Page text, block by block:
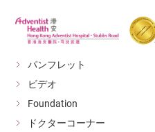
パンフレット
ビデオ
Foundation
ドクターコーナー